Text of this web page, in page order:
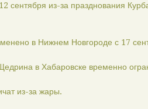
сентября из-за празднования
в Нижнем Новгороде с 17
в Хабаровске временно
из-за жары.